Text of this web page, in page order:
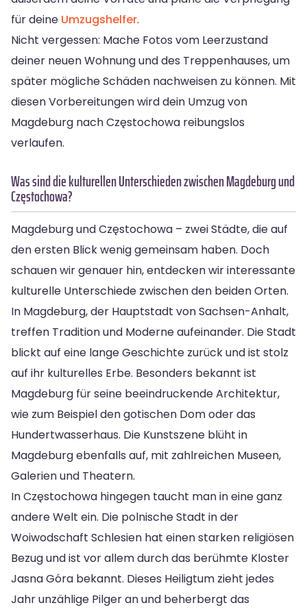
für deine Umzugshelfer.
Nicht vergessen: Mache Fotos vom Leerzustand
deiner neuen Wohnung und des Treppenhauses, um
später mögliche Schäden nachweisen zu können. Mit
diesen Vorbereitungen wird dein Umzug von
Magdeburg nach Częstochowa reibungslos
verlaufen.
Was sind die kulturellen Unterschieden zwischen Magdeburg und
Częstochowa?
Magdeburg und Częstochowa – zwei Städte, die auf
den ersten Blick wenig gemeinsam haben. Doch
schauen wir genauer hin, entdecken wir interessante
kulturelle Unterschiede zwischen den beiden Orten.
In Magdeburg, der Hauptstadt von Sachsen-Anhalt,
treffen Tradition und Moderne aufeinander. Die Stadt
blickt auf eine lange Geschichte zurück und ist stolz
auf ihr kulturelles Erbe. Besonders bekannt ist
Magdeburg für seine beeindruckende Architektur,
wie zum Beispiel den gotischen Dom oder das
Hundertwasserhaus. Die Kunstszene blüht in
Magdeburg ebenfalls auf, mit zahlreichen Museen,
Galerien und Theatern.
In Częstochowa hingegen taucht man in eine ganz
andere Welt ein. Die polnische Stadt in der
Woiwodschaft Schlesien hat einen starken religiösen
Bezug und ist vor allem durch das berühmte Kloster
Jasna Góra bekannt. Dieses Heiligtum zieht jedes
Jahr unzählige Pilger an und beherbergt das